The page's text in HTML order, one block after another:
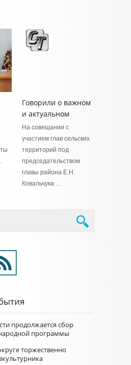
Говорили о важном
и актуальном
На совещании с
участием глав сельских
территорий под
председательством
главы района Е.Н.
Ковальчука …
продолжается сбор
программы
торжественно